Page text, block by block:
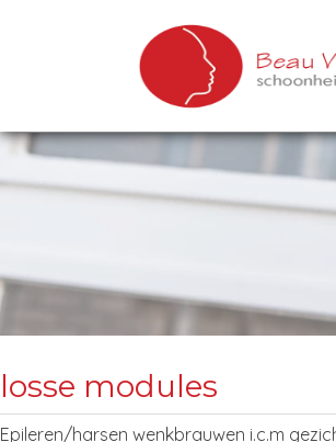
losse modules
Epileren/harsen wenkbrauwen i.c.m